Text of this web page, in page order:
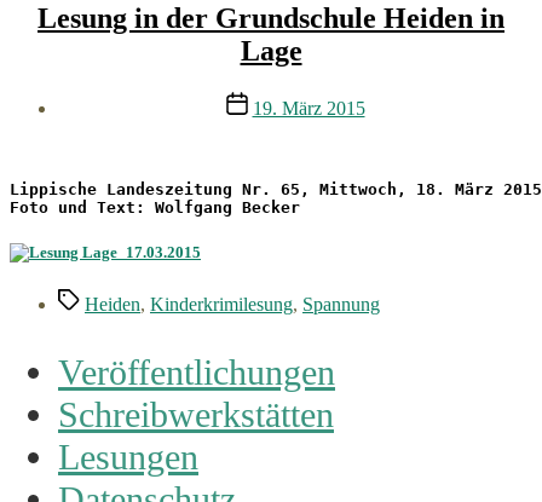
Lesung in der Grundschule Heiden in
Lage
Veröffentlichungsdatum
19. März 2015
Foto und Text: Wolfgang Becker
Schlagwörter
Heiden, Kinderkrimilesung, Spannung
Veröffentlichungen
Schreibwerkstätten
Lesungen